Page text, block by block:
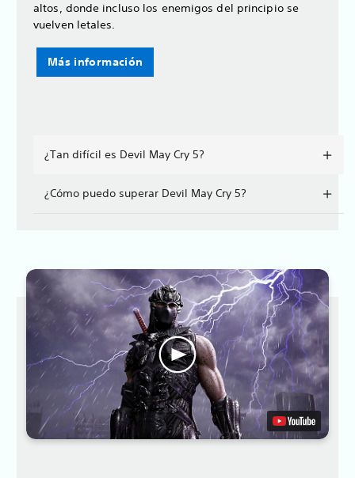
altos, donde incluso los enemigos del principio se
vuelven letales.
Más información
¿Tan difícil es Devil May Cry 5?
¿Cómo puedo superar Devil May Cry 5?